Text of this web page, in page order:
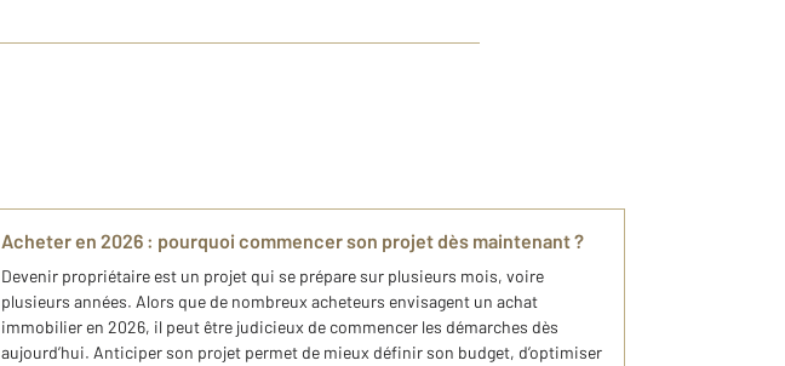
Acheter en 2026 : pourquoi commencer son projet dès maintenant ?
Devenir propriétaire est un projet qui se prépare sur plusieurs mois, voire
plusieurs années. Alors que de nombreux acheteurs envisagent un achat
immobilier en 2026, il peut être judicieux de commencer les démarches dès
aujourd’hui. Anticiper son projet permet de mieux définir son budget, d’optimiser